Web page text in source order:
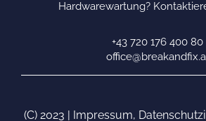
Hardwarewartung?
+43 720 176 400 80
(C) 2023 | Impressum,